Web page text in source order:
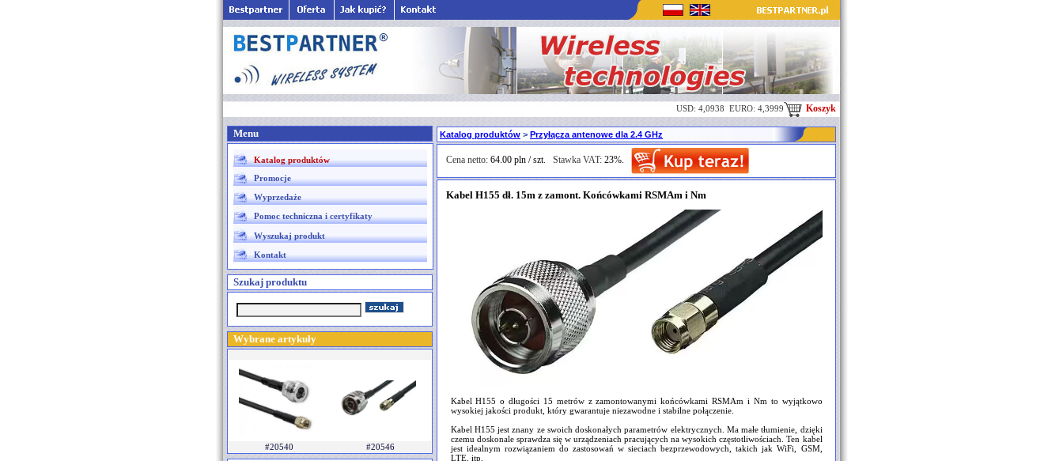
USD: 4,0938 EURO: 4,3999 Koszyk
Menu
Katalog produktów
Promocje
Wyprzedaże
Pomoc techniczna i certyfikaty
Wyszukaj produkt
Kontakt
Szukaj produktu
Wybrane artykuły
#20540 #20546
Katalog produktów > Przyłącza antenowe dla 2.4 GHz
Cena netto: 64.00 pln / szt. Stawka VAT: 23%.
Kabel H155 dł. 15m z zamont. Końcówkami RSMAm i Nm
Kabel H155 o długości 15 metrów z zamontowanymi końcówkami RSMAm i Nm to wyjątkowo
wysokiej jakości produkt, który gwarantuje niezawodne i stabilne połączenie.
Kabel H155 jest znany ze swoich doskonałych parametrów elektrycznych. Ma małe tłumienie, dzięki
czemu doskonale sprawdza się w urządzeniach pracujących na wysokich częstotliwościach. Ten kabel
jest idealnym rozwiązaniem do zastosowań w sieciach bezprzewodowych, takich jak WiFi, GSM,
LTE, itp.